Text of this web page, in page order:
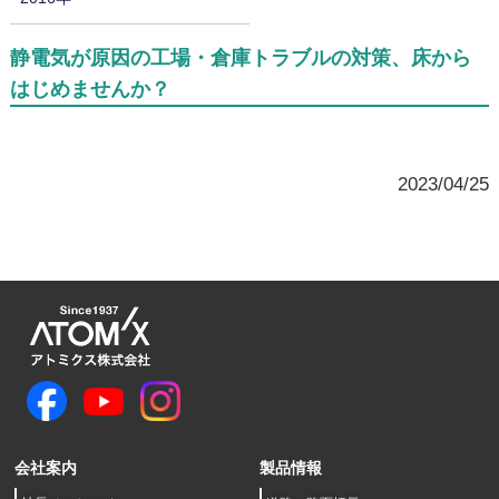
静電気が原因の工場・倉庫トラブルの対策、床から
はじめませんか？
2023/04/25
会社案内 製品情報